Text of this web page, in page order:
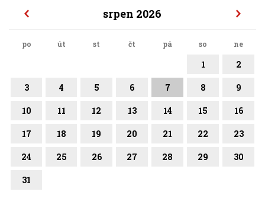
srpen 2026
po út st čt pá so ne
1 2
3 4 5 6 7 8 9
10 11 12 13 14 15 16
17 18 19 20 21 22 23
24 25 26 27 28 29 30
31